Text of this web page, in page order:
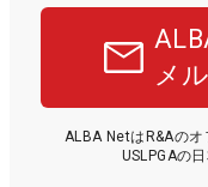
メ
ALBA NetはR&Aの
USLPGAの